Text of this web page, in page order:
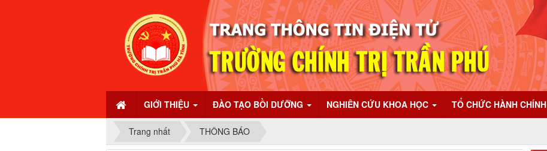
GIỚI THIỆU ĐÀO TẠO BỒI DƯỠNG NGHIÊN CỨU KHOA HỌC TỔ CHỨC HÀNH CHÍNH
Trang nhất THÔNG BÁO